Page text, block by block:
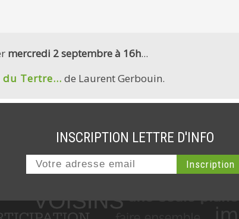
mercredi 2 septembre à 16h...
du Tertre... de Laurent Gerbouin.
INSCRIPTION LETTRE D'INFO